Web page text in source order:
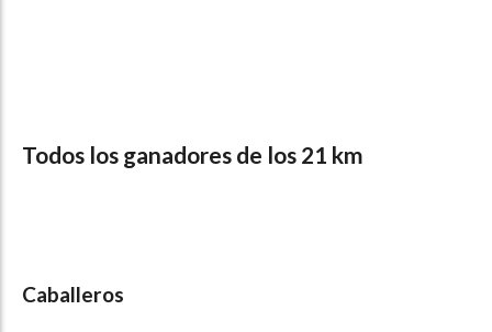
Todos los ganadores de los 21 km
Caballeros